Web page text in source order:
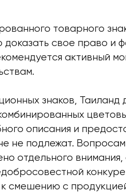
товарного
доказать свое право и
активный
знаков, Таиланд
описания и
не подлежат.
отдельного
смешению с